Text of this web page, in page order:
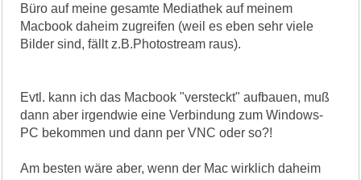
Büro auf meine gesamte Mediathek auf meinem
Macbook daheim zugreifen (weil es eben sehr viele
Bilder sind, fällt z.B.Photostream raus).
Evtl. kann ich das Macbook "versteckt" aufbauen, muß
dann aber irgendwie eine Verbindung zum Windows-
PC bekommen und dann per VNC oder so?!
Am besten wäre aber, wenn der Mac wirklich daheim